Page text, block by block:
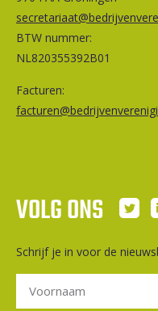
BTW nummer:
NL820355392B01
Facturen:
VOLG ONS
Schrijf je in voor de